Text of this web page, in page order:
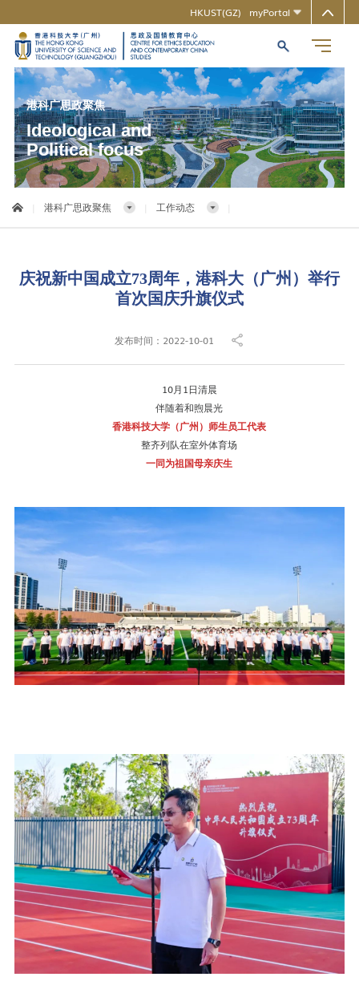
MORE ABOUT HKUST(GZ)
UNIVERSITY NEWS
LIFE@HKUST(GZ)
LIBRARY
MAP & DIRECTIONS
CAREERS AT HKUST(GZ)
FACULTY PROFILES
ABOUT HKUST(GZ)
HKUST(GZ) myPortal
港科广思政聚焦
Ideological and
Political focus
港科广思政聚焦 工作动态
庆祝新中国成立73周年，港科大（广州）举行
首次国庆升旗仪式
发布时间：2022-10-01
10月1日清晨
伴随着和煦晨光
香港科技大学（广州）师生员工代表
整齐列队在室外体育场
一同为祖国母亲庆生